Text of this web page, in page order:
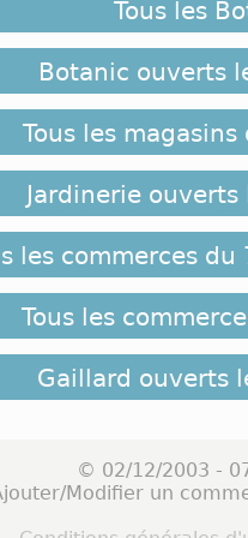
Tous les
Botanic ouverts
Tous les magasins
Jardinerie
les commerces
Tous les
Gaillard ouverts
© 02/12/2003 -
Modifier un